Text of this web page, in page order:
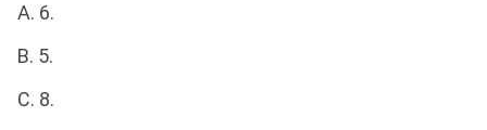
A. 6.
B. 5.
C. 8.